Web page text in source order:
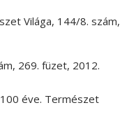
Világa, 144/8. szám,
269. füzet, 2012.
éve. Természet